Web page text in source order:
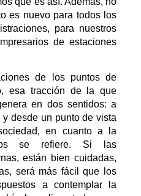
es nuevo para todos los
para nuestros
de estaciones
de los puntos de
esa tracción de la que
en dos sentidos: a
desde un punto de vista
en cuanto a la
se refiere. Si las
están bien cuidadas,
será más fácil que los
a contemplar la